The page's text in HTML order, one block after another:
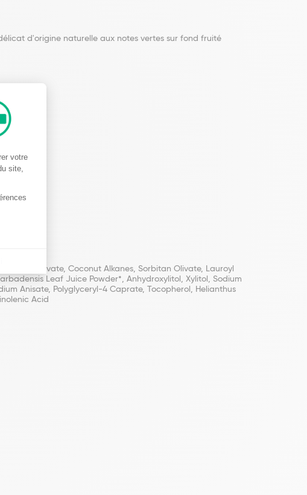
d'origine naturelle aux notes vertes sur fond fruité
Olivate, Coconut Alkanes, Sorbitan Olivate, Lauroyl
Leaf Juice Powder*, Anhydroxylitol, Xylitol, Sodium
Anisate, Polyglyceryl-4 Caprate, Tocopherol, Helianthus
Acid